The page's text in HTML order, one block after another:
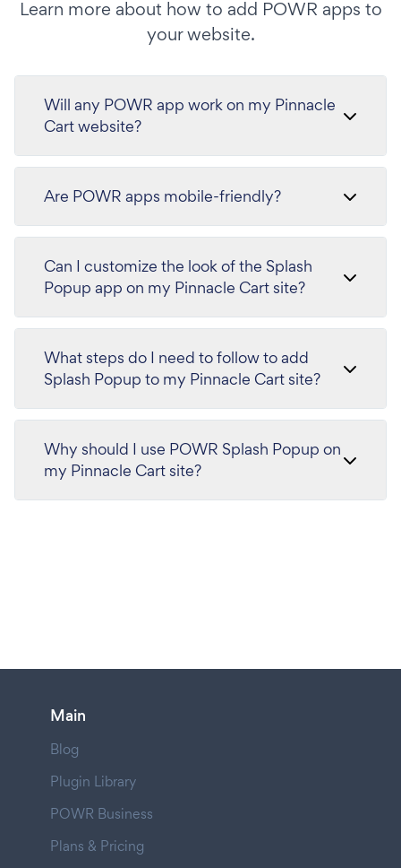
Learn more about how to add POWR apps to
your website.
Will any POWR app work on my Pinnacle
Cart website?
Are POWR apps mobile-friendly?
Can I customize the look of the Splash
Popup app on my Pinnacle Cart site?
What steps do I need to follow to add
Splash Popup to my Pinnacle Cart site?
Why should I use POWR Splash Popup on
my Pinnacle Cart site?
Main
Blog
Plugin Library
POWR Business
Plans & Pricing